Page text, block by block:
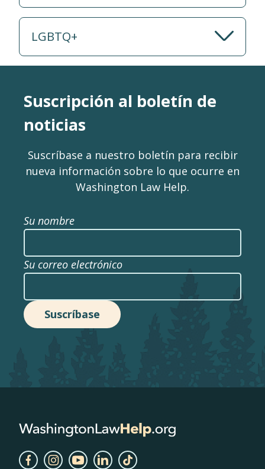
LGBTQ+
Suscripción al boletín de
noticias
Suscríbase a nuestro boletín para recibir
nueva información sobre lo que ocurre en
Washington Law Help.
Su nombre
Su correo electrónico